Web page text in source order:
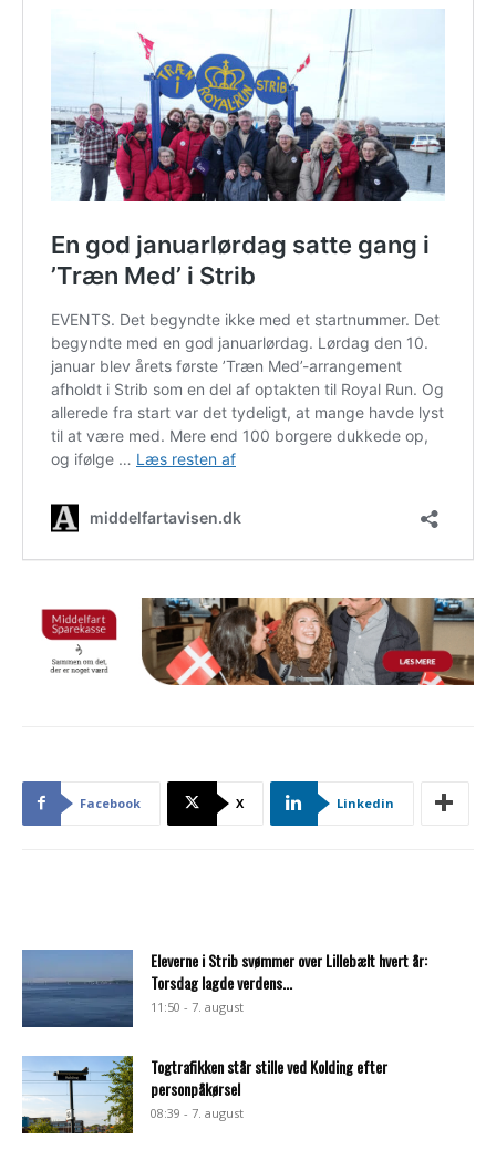
Facebook X Linkedin
Eleverne i Strib svømmer over Lillebælt hvert år:
Torsdag lagde verdens...
11:50 - 7. august
Togtrafikken står stille ved Kolding efter
personpåkørsel
08:39 - 7. august